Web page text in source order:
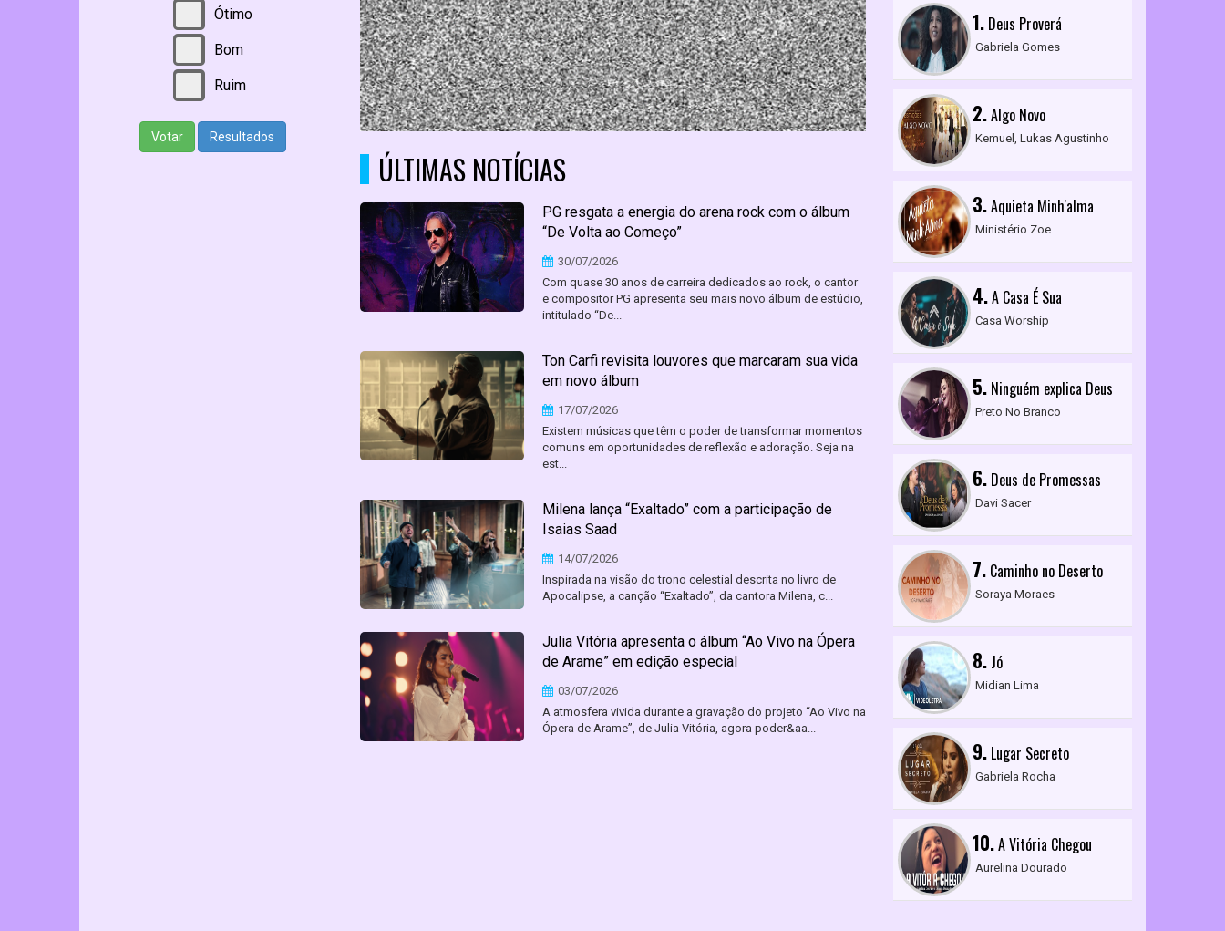
Ótimo
Bom
Ruim
Votar Resultados
ÚLTIMAS NOTÍCIAS
PG resgata a energia do arena rock com o álbum
“De Volta ao Começo”
30/07/2026
Com quase 30 anos de carreira dedicados ao rock, o cantor
e compositor PG apresenta seu mais novo álbum de estúdio,
intitulado “De...
Ton Carfi revisita louvores que marcaram sua vida
em novo álbum
17/07/2026
Existem músicas que têm o poder de transformar momentos
comuns em oportunidades de reflexão e adoração. Seja na
est...
Milena lança “Exaltado” com a participação de
Isaias Saad
14/07/2026
Inspirada na visão do trono celestial descrita no livro de
Apocalipse, a canção “Exaltado”, da cantora Milena, c...
Julia Vitória apresenta o álbum “Ao Vivo na Ópera
de Arame” em edição especial
03/07/2026
A atmosfera vivida durante a gravação do projeto “Ao Vivo na
Ópera de Arame”, de Julia Vitória, agora poder&aa...
1.Deus Proverá
Gabriela Gomes
2.Algo Novo
Kemuel, Lukas Agustinho
3.Aquieta Minh'alma
Ministério Zoe
4.A Casa É Sua
Casa Worship
5.Ninguém explica Deus
Preto No Branco
6.Deus de Promessas
Davi Sacer
7.Caminho no Deserto
Soraya Moraes
8.Jó
Midian Lima
9.Lugar Secreto
Gabriela Rocha
10.A Vitória Chegou
Aurelina Dourado